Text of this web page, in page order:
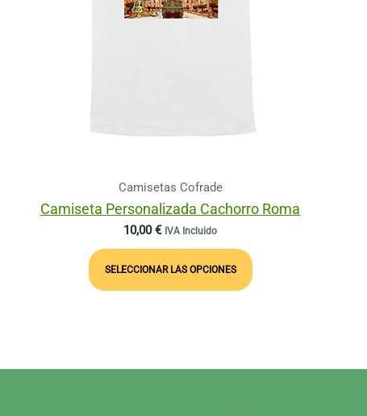
Camisetas Cofrade
Camiseta Personalizada Cachorro Roma
10,00€ IVA Incluido
SELECCIONAR LAS OPCIONES
Producto
Tiene
Elegir